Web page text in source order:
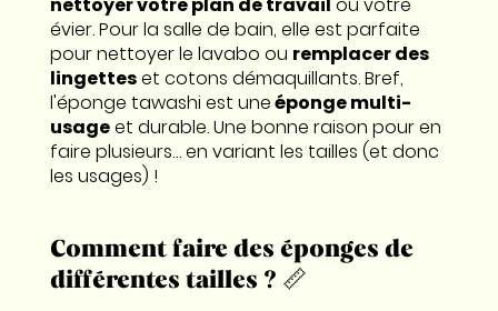
évier. Pour la salle de bain, elle est parfaite
pour nettoyer le lavabo ou remplacer des
lingetteset cotons démaquillants. Bref,
l'éponge tawashi est uneéponge multi-
usageet durable. Une bonne raison pour en
faire plusieurs… en variant les tailles (et donc
les usages) !
Comment faire des éponges de
différentes tailles ? 📏